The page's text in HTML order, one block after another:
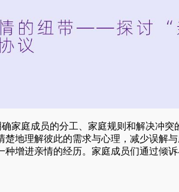
确家庭成员的分工、家庭规则和解决冲突
楚地理解彼此的需求与心理，减少误解
种增进亲情的经历。家庭成员们通过倾